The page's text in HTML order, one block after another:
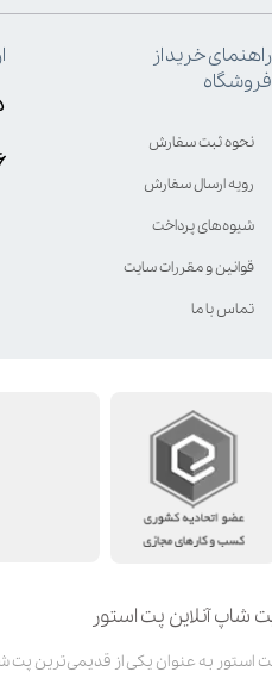
شاپ آنلاین پت استور
راهنمای خرید از
فروشگاه
نحوه ثبت سفارش
رویه ارسال سفارش
شیوه‌های پرداخت
قوانین و مقررات سایت
تماس با ما